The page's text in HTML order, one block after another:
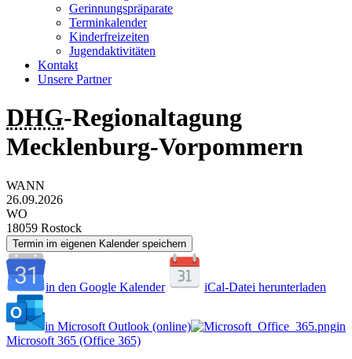
Gerinnungspräparate
Terminkalender
Kinderfreizeiten
Jugendaktivitäten
Kontakt
Unsere Partner
DHG-Regionaltagung
Mecklenburg-Vorpommern
WANN
26.09.2026
WO
18059 Rostock
Termin im eigenen Kalender speichern
in den Google Kalender iCal-Datei herunterladen
in Microsoft Outlook (online)
in
Microsoft 365 (Office 365)